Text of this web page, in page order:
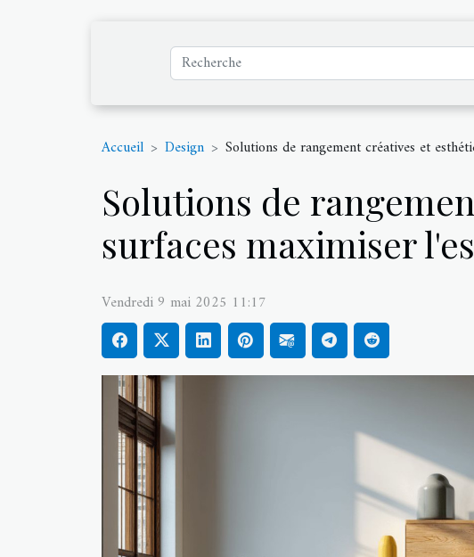
Accueil Design Solutions de rangement créatives et
Solutions de
surfaces maximiser
Vendredi 9 mai 2025 11:17